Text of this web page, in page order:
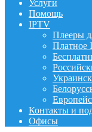
Услуги
Помощь
IPTV
Плееры
Платное
Контакты и
Офисы